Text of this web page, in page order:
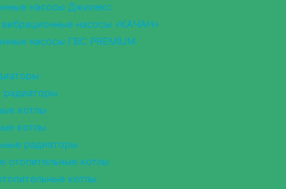
насосы Джилекс
насосы «КАЧАН»
насосы ГВС PREMIUM
радиаторы
котлы
котлы
радиаторы
отопительные котлы
котлы